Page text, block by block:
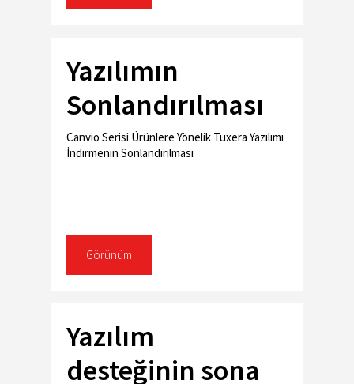
Yazılımın
Sonlandırılması
Canvio Serisi Ürünlere Yönelik Tuxera Yazılımı
İndirmenin Sonlandırılması
Görünüm
Yazılım
desteğinin sona